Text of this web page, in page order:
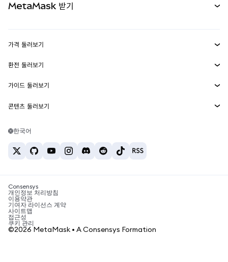
실물자산
MetaMask Connect
Snaps
웹3 서비스
MetaMask 받기
보안
고객 지원
채용
가격 둘러보기
이더리움 가격
솔라나 가격
테더 가격
환전 둘러보기
ETH를 USD로 환전
USDT를 INR로 환전
BTC를 INR로 환전
ETH를 USDT로 환전
가이드 둘러보기
ETH 매수
USDT 매수
SHIB 매수
BNB 매수
콘텐츠 둘러보기
솔라나 지갑
암호화폐 세금 뉴스
암호화폐 매수 방법
비트코인 매도 방법
한국어
Consensys
개인정보 처리방침
이용약관
기여자 라이선스 계약
사이트맵
접근성
쿠키 관리
©2026 MetaMask • A Consensys Formation